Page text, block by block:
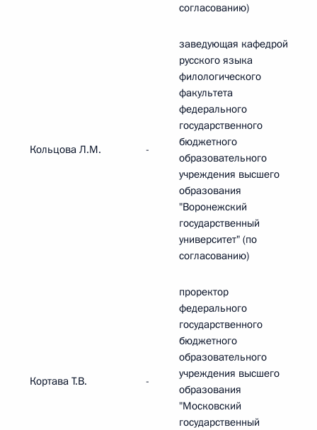
согласованию)
Кольцова Л.М. -
заведующая кафедрой
русского языка
филологического
факультета
федерального
государственного
бюджетного
образовательного
учреждения высшего
образования
"Воронежский
государственный
университет" (по
согласованию)
Кортава Т.В. -
проректор
федерального
государственного
бюджетного
образовательного
учреждения высшего
образования
"Московский
государственный